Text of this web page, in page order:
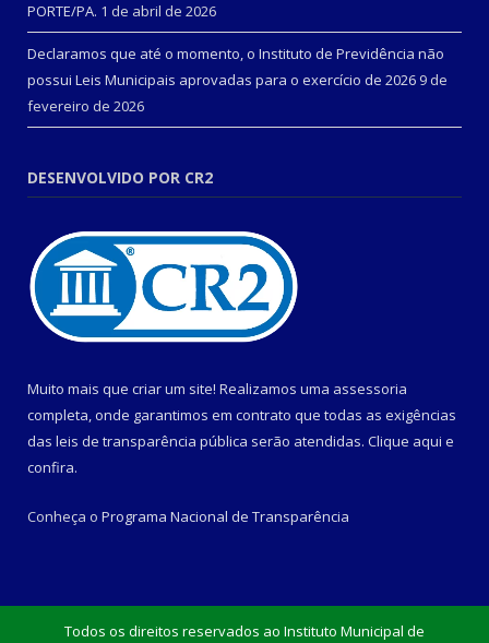
PORTE/PA. 1 de abril de 2026
Declaramos que até o momento, o Instituto de Previdência não
possui Leis Municipais aprovadas para o exercício de 2026 9 de
fevereiro de 2026
DESENVOLVIDO POR CR2
Muito mais que criar um site! Realizamos uma assessoria
completa, onde garantimos em contrato que todas as exigências
das leis de transparência pública serão atendidas. Clique aqui e
confira.
Conheça o Programa Nacional de Transparência
Todos os direitos reservados ao Instituto Municipal de